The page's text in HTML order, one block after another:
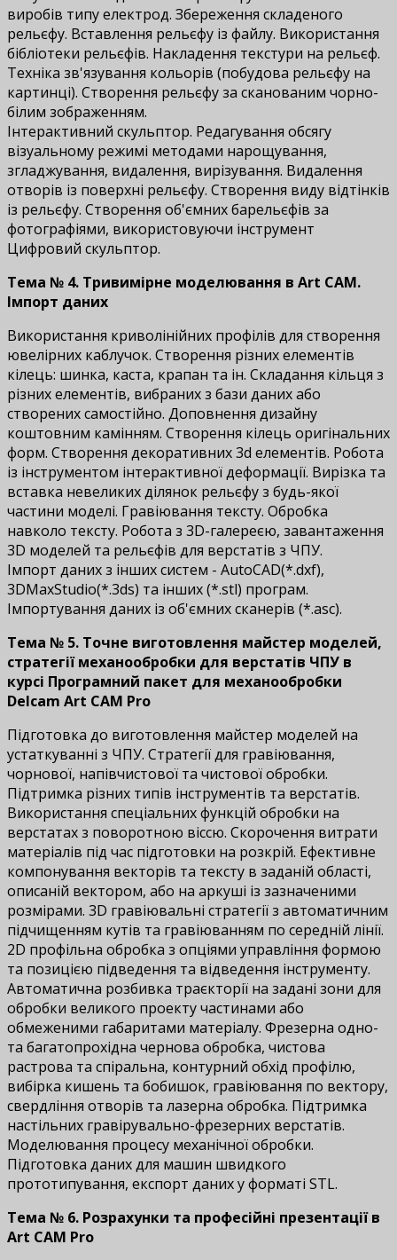
виробів типу електрод. Збереження складеного
рельєфу. Вставлення рельєфу із файлу. Використання
бібліотеки рельєфів. Накладення текстури на рельєф.
Техніка зв'язування кольорів (побудова рельєфу на
картинці). Створення рельєфу за сканованим чорно-
білим зображенням.
Інтерактивний скульптор. Редагування обсягу
візуальному режимі методами нарощування,
згладжування, видалення, вирізування. Видалення
отворів із поверхні рельєфу. Створення виду відтінків
із рельєфу. Створення об'ємних барельєфів за
фотографіями, використовуючи інструмент
Цифровий скульптор.
Тема № 4. Тривимірне моделювання в Art CAM.
Імпорт даних
Використання криволінійних профілів для створення
ювелірних каблучок. Створення різних елементів
кілець: шинка, каста, крапан та ін. Складання кільця з
різних елементів, вибраних з бази даних або
створених самостійно. Доповнення дизайну
коштовним камінням. Створення кілець оригінальних
форм. Створення декоративних 3d елементів. Робота
із інструментом інтерактивної деформації. Вирізка та
вставка невеликих ділянок рельєфу з будь-якої
частини моделі. Гравіювання тексту. Обробка
навколо тексту. Робота з 3D-галереєю, завантаження
3D моделей та рельєфів для верстатів з ЧПУ.
Імпорт даних з інших систем - AutoCAD(*.dxf),
3DMaxStudio(*.3ds) та інших (*.stl) програм.
Імпортування даних із об'ємних сканерів (*.asc).
Тема № 5. Точне виготовлення майстер моделей,
стратегії механообробки для верстатів ЧПУ в
курсі Програмний пакет для механообробки
Delcam Art CAM Pro
Підготовка до виготовлення майстер моделей на
устаткуванні з ЧПУ. Стратегії для гравіювання,
чорнової, напівчистової та чистової обробки.
Підтримка різних типів інструментів та верстатів.
Використання спеціальних функцій обробки на
верстатах з поворотною віссю. Скорочення витрати
матеріалів під час підготовки на розкрій. Ефективне
компонування векторів та тексту в заданій області,
описаній вектором, або на аркуші із зазначеними
розмірами. 3D гравіювальні стратегії з автоматичним
підчищенням кутів та гравіюванням по середній лінії.
2D профільна обробка з опціями управління формою
та позицією підведення та відведення інструменту.
Автоматична розбивка траєкторії на задані зони для
обробки великого проекту частинами або
обмеженими габаритами матеріалу. Фрезерна одно-
та багатопрохідна чернова обробка, чистова
растрова та спіральна, контурний обхід профілю,
вибірка кишень та бобишок, гравіювання по вектору,
свердління отворів та лазерна обробка. Підтримка
настільних гравірувально-фрезерних верстатів.
Моделювання процесу механічної обробки.
Підготовка даних для машин швидкого
прототипування, експорт даних у форматі STL.
Тема № 6. Розрахунки та професійні презентації в
Art CAM Pro